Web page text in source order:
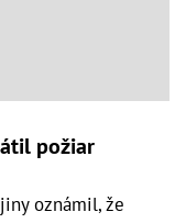
požiar
oznámil, že